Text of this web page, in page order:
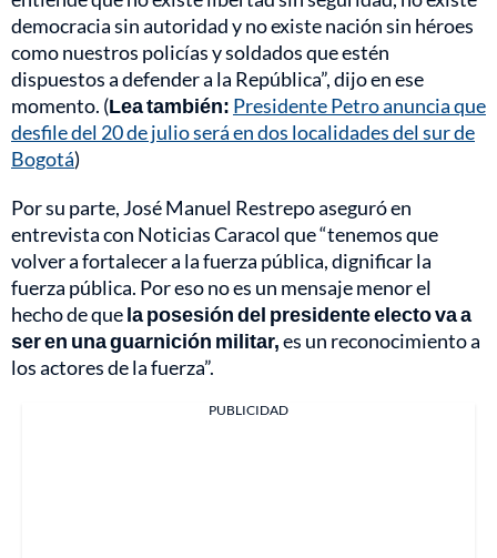
democracia sin autoridad y no existe nación sin héroes
como nuestros policías y soldados que estén
dispuestos a defender a la República”, dijo en ese
momento. (Lea también: Presidente Petro anuncia que
desfile del 20 de julio será en dos localidades del sur de
Bogotá)
Por su parte, José Manuel Restrepo aseguró en
entrevista con Noticias Caracol que “tenemos que
volver a fortalecer a la fuerza pública, dignificar la
fuerza pública. Por eso no es un mensaje menor el
hecho de quela posesión del presidente electo va a
ser en una guarnición militar,es un reconocimiento a
los actores de la fuerza”.
PUBLICIDAD